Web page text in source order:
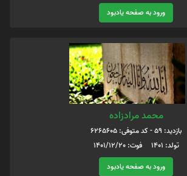
ورود به صفحه یادبود
محمد مرادزاده
بازدید: 59 - کد متوفی: 6265605
تولد: 1401 فوت: 1401/12/20
ورود به صفحه یادبود